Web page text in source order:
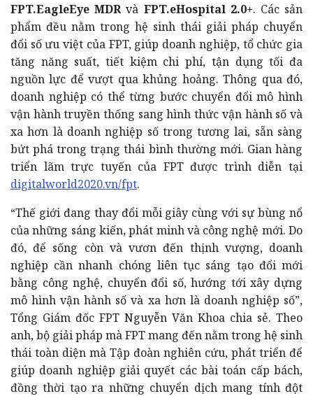
FPT.EagleEye MDRvà FPT.eHospital 2.0+. Các sản
phẩm đều nằm trong hệ sinh thái giải pháp chuyển
đổi số ưu việt của FPT, giúp doanh nghiệp, tổ chức gia
tăng năng suất, tiết kiệm chi phí, tận dụng tối đa
nguồn lực để vượt qua khủng hoảng. Thông qua đó,
doanh nghiệp có thể từng bước chuyển đổi mô hình
vận hành truyền thống sang hình thức vận hành số và
xa hơn là doanh nghiệp số trong tương lai, sẵn sàng
bứt phá trong trạng thái bình thường mới. Gian hàng
triển lãm trực tuyến của FPT được trình diễn tại
digitalworld2020.vn/fpt.
“Thế giới đang thay đổi mỗi giây cùng với sự bùng nổ
của những sáng kiến, phát minh và công nghệ mới. Do
đó, để sống còn và vươn đến thịnh vượng, doanh
nghiệp cần nhanh chóng liên tục sáng tạo đổi mới
bằng công nghệ, chuyển đổi số, hướng tới xây dựng
mô hình vận hành số và xa hơn là doanh nghiệp số”,
Tổng Giám đốc FPT Nguyễn Văn Khoa chia sẻ. Theo
anh, bộ giải pháp mà FPT mang đến nằm trong hệ sinh
thái toàn diện mà Tập đoàn nghiên cứu, phát triển để
giúp doanh nghiệp giải quyết các bài toán cấp bách,
đồng thời tạo ra những chuyển dịch mang tính đột